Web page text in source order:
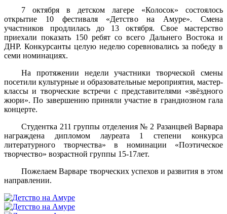
7 октября в детском лагере «Колосок» состоялось
открытие 10 фестиваля «Детство на Амуре». Смена
участников продлилась до 13 октября. Свое мастерство
приехали показать 150 ребят со всего Дальнего Востока и
ДНР. Конкурсанты целую неделю соревновались за победу в
семи номинациях.
На протяжении недели участники творческой смены
посетили культурные и образовательные мероприятия, мастер-
классы и творческие встречи с представителями «звёздного
жюри». По завершению приняли участие в грандиозном гала
концерте.
Студентка 211 группы отделения № 2 Разанцвей Варвара
награждена дипломом лауреата 1 степени конкурса
литературного творчества» в номинации «Поэтическое
творчество» возрастной группы 15-17лет.
Пожелаем Варваре творческих успехов и развития в этом
направлении.